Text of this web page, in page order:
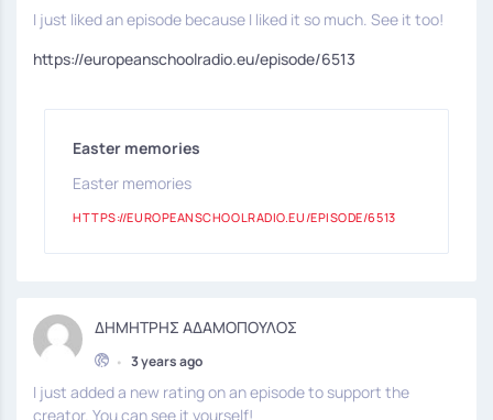
I just liked an episode because I liked it so much. See it too!
https://europeanschoolradio.eu/episode/6513
Easter memories
Easter memories
HTTPS://EUROPEANSCHOOLRADIO.EU/EPISODE/6513
ΔΗΜΗΤΡΗΣ ΑΔΑΜΟΠΟΥΛΟΣ
• 3 years ago
I just added a new rating on an episode to support the
creator. You can see it yourself!